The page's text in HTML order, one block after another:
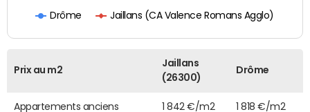
Drôme Jaillans (CA Valence Romans Agglo)
Prix au m2
Jaillans
(26300)
Drôme
Appartements anciens 1 842 €/m2 1 818 €/m2